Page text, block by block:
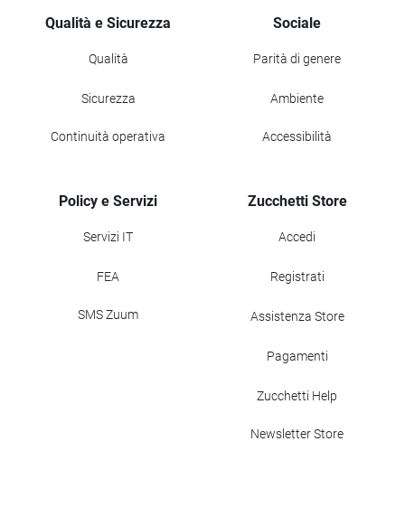
Qualità e Sicurezza
Qualità
Sicurezza
Continuità operativa
Sociale
Parità di genere
Ambiente
Accessibilità
Policy e Servizi
Servizi IT
FEA
SMS Zuum
Zucchetti Store
Accedi
Registrati
Assistenza Store
Pagamenti
Zucchetti Help
Newsletter Store